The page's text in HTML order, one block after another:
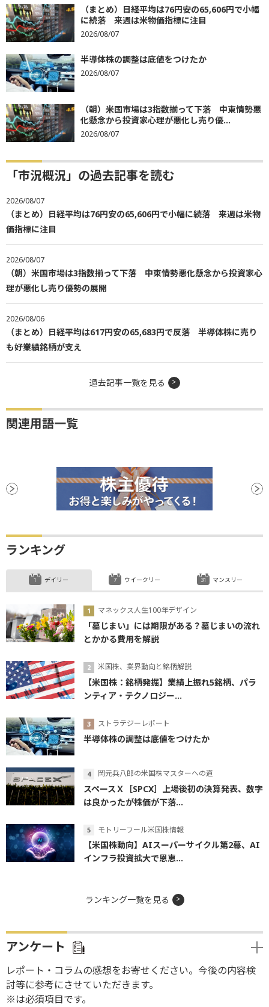
（まとめ）日経平均は76円安の65,606円で小幅
に続落 来週は米物価指標に注目
2026/08/07
半導体株の調整は底値をつけたか
2026/08/07
（朝）米国市場は3指数揃って下落 中東情勢悪
化懸念から投資家心理が悪化し売り優...
2026/08/07
「市況概況」の過去記事を読む
2026/08/07
（まとめ）日経平均は76円安の65,606円で小幅に続落 来週は米物
価指標に注目
2026/08/07
（朝）米国市場は3指数揃って下落 中東情勢悪化懸念から投資家心
理が悪化し売り優勢の展開
2026/08/06
（まとめ）日経平均は617円安の65,683円で反落 半導体株に売り
も好業績銘柄が支え
過去記事一覧を見る
関連用語一覧
ランキング
デイリー
マネックス人生100年デザイン
「墓じまい」には期限がある？墓じまいの流れ
とかかる費用を解説
米国株、業界動向と銘柄解説
【米国株：銘柄発掘】業績上振れ5銘柄、パラ
ンティア・テクノロジー...
ストラテジーレポート
半導体株の調整は底値をつけたか
岡元兵八郎の米国株マスターへの道
スペースＸ［SPCX］上場後初の決算発表、数字
は良かったが株価が下落...
モトリーフール米国株情報
【米国株動向】AIスーパーサイクル第2幕、AI
インフラ投資拡大で恩恵...
ウイークリー マンスリー
ランキング一覧を見る
アンケート
レポート・コラムの感想をお寄せください。今後の内容検
討等に参考にさせていただきます。
※は必須項目です。